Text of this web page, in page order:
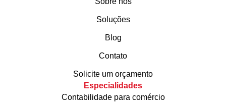
Soluções
Blog
Contato
Solicite um orçamento
Especialidades
Contabilidade para comércio